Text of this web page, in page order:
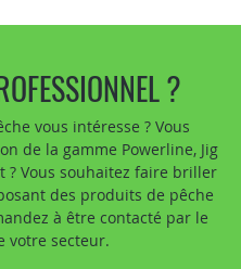
?
vous intéresse ? Vous
de la gamme Powerline, Jig
? Vous souhaitez faire briller
des produits de pêche
à être contacté par le
votre secteur.